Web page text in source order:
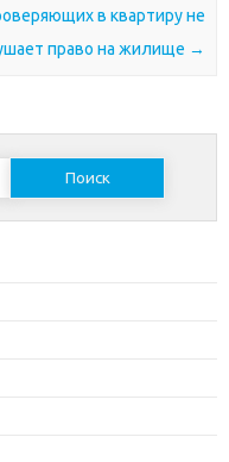
в квартиру не
право на жилище →